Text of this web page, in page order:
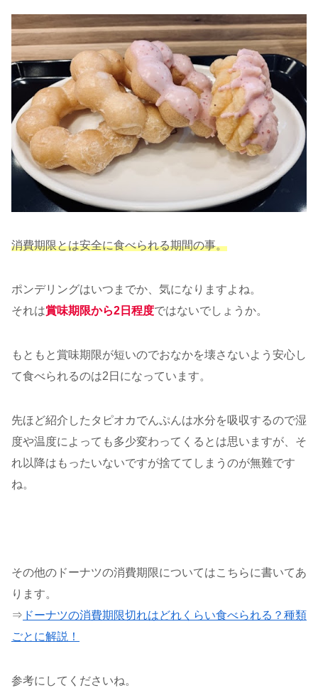
消費期限とは安全に食べられる期間の事。
ポンデリングはいつまでか、気になりますよね。
それは賞味期限から2日程度ではないでしょうか。
もともと賞味期限が短いのでおなかを壊さないよう安心し
て食べられるのは2日になっています。
先ほど紹介したタピオカでんぷんは水分を吸収するので湿
度や温度によっても多少変わってくるとは思いますが、そ
れ以降はもったいないですが捨ててしまうのが無難です
ね。
その他のドーナツの消費期限についてはこちらに書いてあ
ります。
⇒ ドーナツの消費期限切れはどれくらい食べられる？種類
ごとに解説！
参考にしてくださいね。